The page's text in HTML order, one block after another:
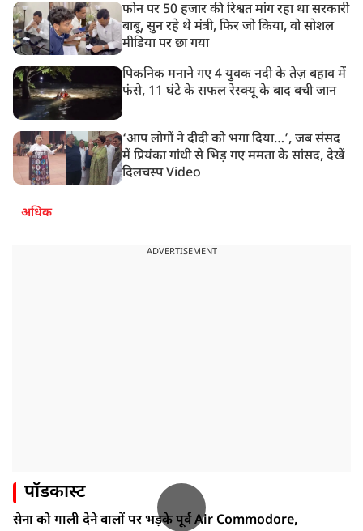
फोन पर 50 हजार की रिश्वत मांग रहा था सरकारी
बाबू, सुन रहे थे मंत्री, फिर जो किया, वो सोशल
मीडिया पर छा गया
पिकनिक मनाने गए 4 युवक नदी के तेज़ बहाव में
फंसे, 11 घंटे के सफल रेस्क्यू के बाद बची जान
‘आप लोगों ने दीदी को भगा दिया…’, जब संसद
में प्रियंका गांधी से भिड़ गए ममता के सांसद, देखें
दिलचस्प Video
अधिक
ADVERTISEMENT
पॉडकास्ट
सेना को गाली देने वालों पर भड़के पूर्व Air Commodore,